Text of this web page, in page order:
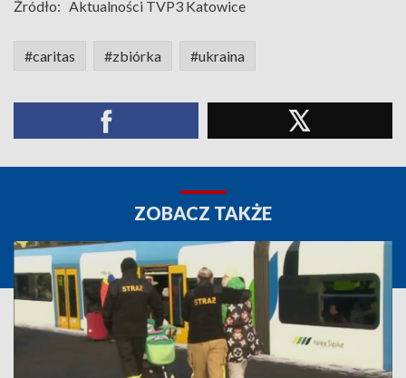
Źródło: Aktualności TVP3 Katowice
#caritas #zbiórka #ukraina
ZOBACZ TAKŻE